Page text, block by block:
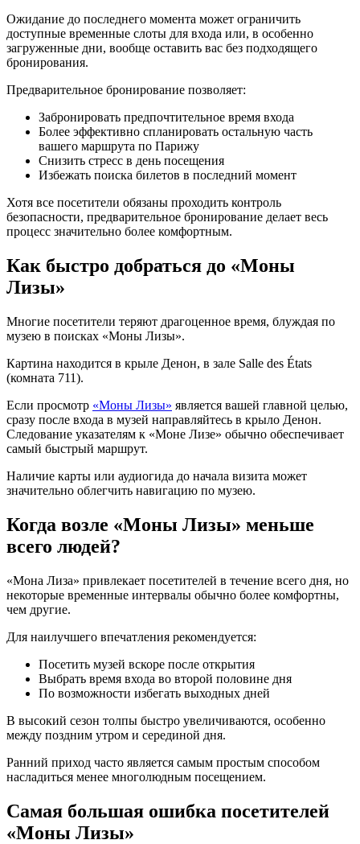
Ожидание до последнего момента может ограничить
доступные временные слоты для входа или, в особенно
загруженные дни, вообще оставить вас без подходящего
бронирования.
Предварительное бронирование позволяет:
Забронировать предпочтительное время входа
Более эффективно спланировать остальную часть
вашего маршрута по Парижу
Снизить стресс в день посещения
Избежать поиска билетов в последний момент
Хотя все посетители обязаны проходить контроль
безопасности, предварительное бронирование делает весь
процесс значительно более комфортным.
Как быстро добраться до «Моны
Лизы»
Многие посетители теряют драгоценное время, блуждая по
музею в поисках «Моны Лизы».
Картина находится в крыле Денон, в зале Salle des États
(комната 711).
Если просмотр «Моны Лизы» является вашей главной целью,
сразу после входа в музей направляйтесь в крыло Денон.
Следование указателям к «Моне Лизе» обычно обеспечивает
самый быстрый маршрут.
Наличие карты или аудиогида до начала визита может
значительно облегчить навигацию по музею.
Когда возле «Моны Лизы» меньше
всего людей?
«Мона Лиза» привлекает посетителей в течение всего дня, но
некоторые временные интервалы обычно более комфортны,
чем другие.
Для наилучшего впечатления рекомендуется:
Посетить музей вскоре после открытия
Выбрать время входа во второй половине дня
По возможности избегать выходных дней
В высокий сезон толпы быстро увеличиваются, особенно
между поздним утром и серединой дня.
Ранний приход часто является самым простым способом
насладиться менее многолюдным посещением.
Самая большая ошибка посетителей
«Моны Лизы»